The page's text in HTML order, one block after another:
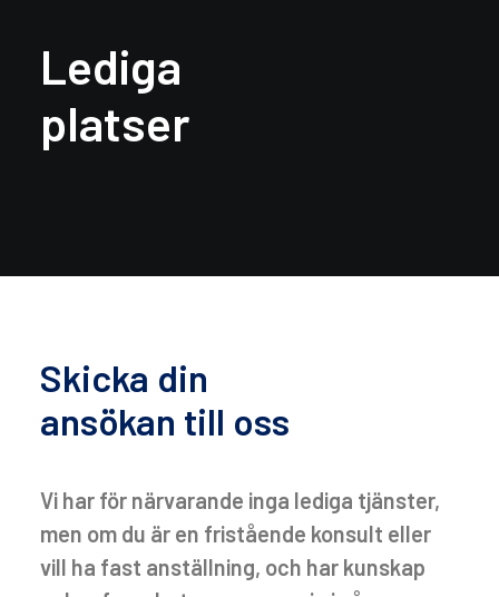
Lediga
platser
Skicka din
ansökan till oss
Vi har för närvarande inga lediga tjänster,
men om du är en fristående konsult eller
vill ha fast anställning, och har kunskap